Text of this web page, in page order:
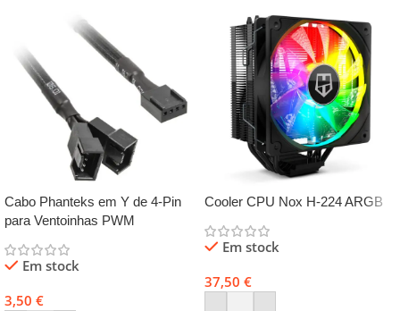
Cabo Phanteks em Y de 4-Pin
para Ventoinhas PWM
Em stock
3,50 €
Cooler CPU Nox H-224 ARGB
Em stock
37,50 €